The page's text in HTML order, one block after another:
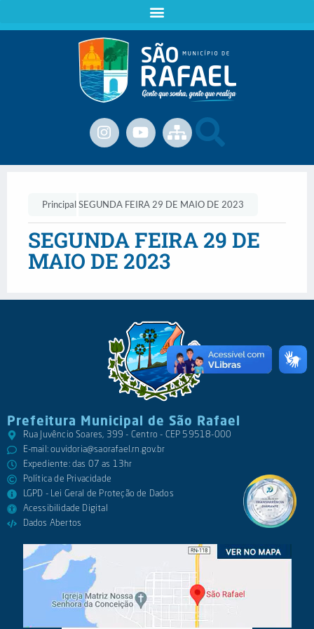
PrincipalSEGUNDA FEIRA 29 DE MAIO DE 2023
SEGUNDA FEIRA 29 DE
MAIO DE 2023
Prefeitura Municipal de São Rafael
Rua Juvêncio Soares, 399 - Centro - CEP 59518-000
E-mail:ouvidoria@saorafael.rn.gov.br
Expediente: das 07 as 13hr
Política de Privacidade
LGPD - Lei Geral de Proteção de Dados
Acessibilidade Digital
Dados Abertos